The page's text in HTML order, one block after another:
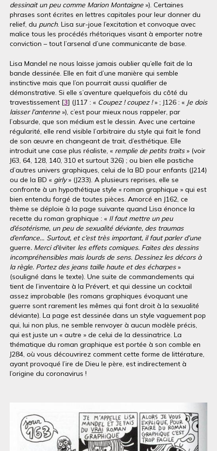
dessinait un peu comme Marion Montaigne »). Certaines
phrases sont écrites en lettres capitales pour leur donner du
relief, du punch. Lisa sur-joue l’excitation et convoque avec
malice tous les procédés rhétoriques visant à emporter notre
conviction – tout l’arsenal d’une communicante de base.
Lisa Mandel ne nous laisse jamais oublier qu’elle fait de la
bande dessinée. Elle en fait d’une manière qui semble
instinctive mais que l’on pourrait aussi qualifier de
démonstrative. Si elle s’aventure quelquefois du côté du
travestissement [3] (J117 : « Coupez ! coupez !» ; J126 : « Je dois
laisser l’antenne »), c’est pour mieux nous rappeler, par
l’absurde, que son médium est le dessin. Avec une certaine
régularité, elle rend visible l’arbitraire du style qui fait le fond
de son œuvre en changeant de trait, d’esthétique. Elle
introduit une case plus réaliste, « remplie de petits traits» (voir
J63, 64, 128, 140, 310 et surtout 326) ; ou bien elle pastiche
d’autres univers graphiques, celui de la BD pour enfants (J214)
ou de la BD « girly» (J233). A plusieurs reprises, elle se
confronte à un hypothétique style « roman graphique » qui est
bien entendu forgé de toutes pièces. Amorcé en J162, ce
thème se déploie à la page suivante quand Lisa énonce la
recette du roman graphique : « Il faut mettre un peu
d’ésotérisme, un peu de sexualité déviante, des traumas
d’enfance… Surtout, et c’est très important, il faut parler d’une
guerre. Merci d’éviter les effets comiques. Faites des dessins
incompréhensibles mais lourds de sens. Dessinez les décors à
la règle. Portez des jeans taille haute et des écharpes»
(souligné dans le texte). Une suite de commandements qui
tient de l’inventaire à la Prévert, et qui dessine un cocktail
assez improbable (les romans graphiques évoquant une
guerre sont rarement les mêmes qui font droit à la sexualité
déviante). La page est dessinée dans un style vaguement pop
qui, lui non plus, ne semble renvoyer à aucun modèle précis,
qui est juste un « autre » de celui de la dessinatrice. La
thématique du roman graphique est portée à son comble en
J284, où vous découvrirez comment cette forme de littérature,
ayant provoqué l’ire de Dieu le père, est indirectement à
l’origine du coronavirus !